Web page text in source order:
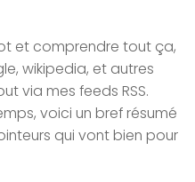
et comprendre tout ça,
wikipedia, et autres
via mes feeds RSS.
voici un bref résumé
qui vont bien pour